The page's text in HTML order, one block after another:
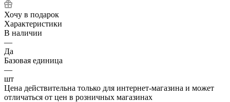
Хочу в подарок
Характеристики
В наличии
—
Да
Базовая единица
—
шт
Цена действительна только для интернет-магазина и может
отличаться от цен в розничных магазинах